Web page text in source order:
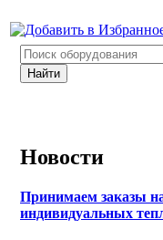
Новости
Принимаем заказы
индивидуальных